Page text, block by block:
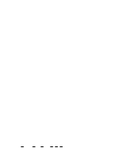
- - - ---